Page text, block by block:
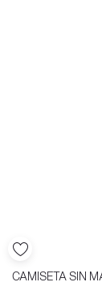
CAMISETA SIN